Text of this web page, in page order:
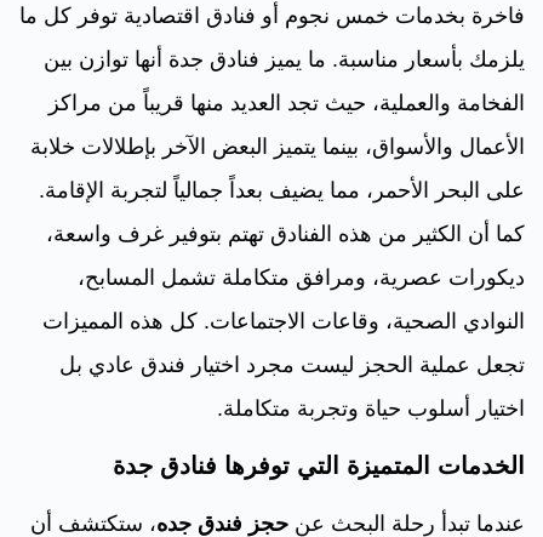
فاخرة بخدمات خمس نجوم أو فنادق اقتصادية توفر كل ما
يلزمك بأسعار مناسبة. ما يميز فنادق جدة أنها توازن بين
الفخامة والعملية، حيث تجد العديد منها قريباً من مراكز
الأعمال والأسواق، بينما يتميز البعض الآخر بإطلالات خلابة
على البحر الأحمر، مما يضيف بعداً جمالياً لتجربة الإقامة.
كما أن الكثير من هذه الفنادق تهتم بتوفير غرف واسعة،
ديكورات عصرية، ومرافق متكاملة تشمل المسابح،
النوادي الصحية، وقاعات الاجتماعات. كل هذه المميزات
تجعل عملية الحجز ليست مجرد اختيار فندق عادي بل
اختيار أسلوب حياة وتجربة متكاملة.
الخدمات المتميزة التي توفرها فنادق جدة
عندما تبدأ رحلة البحث عن حجز فندق جده، ستكتشف أن